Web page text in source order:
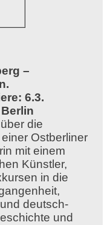
–
6.3.
die
Ostberliner
mit einem
Künstler,
in die
deutsch-
und